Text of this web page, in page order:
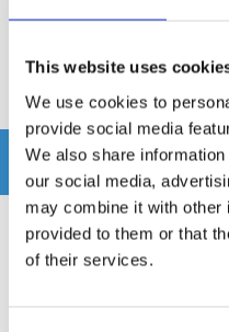
This website uses
We use cookies to
provide social media
We also share
our social media,
may combine it with other
provided to them or that
of their services.
Produkten
Relaterade